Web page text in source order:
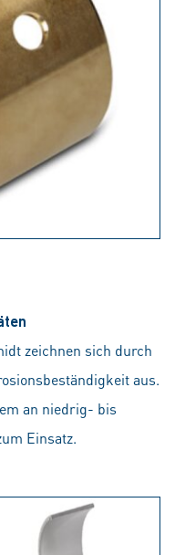
zeichnen sich durch
aus.
an niedrig- bis
Einsatz.